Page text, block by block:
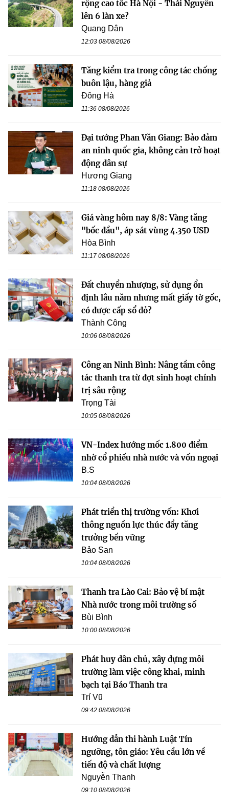
rộng cao tốc Hà Nội - Thái Nguyên
lên 6 làn xe?
Quang Dân
12:03 08/08/2026
Tăng kiểm tra trong công tác chống
buôn lậu, hàng giả
Đông Hà
11:36 08/08/2026
Đại tướng Phan Văn Giang: Bảo đảm
an ninh quốc gia, không cản trở hoạt
động dân sự
Hương Giang
11:18 08/08/2026
Giá vàng hôm nay 8/8: Vàng tăng
"bốc đầu", áp sát vùng 4.350 USD
Hòa Bình
11:17 08/08/2026
Đất chuyển nhượng, sử dụng ổn
định lâu năm nhưng mất giấy tờ gốc,
có được cấp sổ đỏ?
Thành Công
10:06 08/08/2026
Công an Ninh Bình: Nâng tầm công
tác thanh tra từ đợt sinh hoạt chính
trị sâu rộng
Trọng Tài
10:05 08/08/2026
VN-Index hướng mốc 1.800 điểm
nhờ cổ phiếu nhà nước và vốn ngoại
B.S
10:04 08/08/2026
Phát triển thị trường vốn: Khơi
thông nguồn lực thúc đẩy tăng
trưởng bền vững
Bảo San
10:04 08/08/2026
Thanh tra Lào Cai: Bảo vệ bí mật
Nhà nước trong môi trường số
Bùi Bình
10:00 08/08/2026
Phát huy dân chủ, xây dựng môi
trường làm việc công khai, minh
bạch tại Báo Thanh tra
Trí Vũ
09:42 08/08/2026
Hướng dẫn thi hành Luật Tín
ngưỡng, tôn giáo: Yêu cầu lớn về
tiến độ và chất lượng
Nguyễn Thanh
09:10 08/08/2026